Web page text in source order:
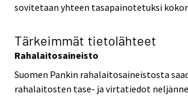
sovitetaan yhteen tasapainotetuksi
Tärkeimmät tietolähteet
Rahalaitosaineisto
Suomen Pankin rahalaitosaineistosta
rahalaitosten tase- ja virtatiedot